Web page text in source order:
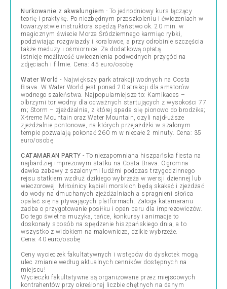
Nurkowanie z akwalungiem - To jednodniowy kurs łączący
teorię i praktykę. Po niezbędnym przeszkoleniu i ćwiczeniach w
towarzystwie instruktora spędzą Państwo ok. 20 min. w
magicznym świecie Morza Śródziemnego karmiąc rybki,
podziwiając rozgwiazdy i koralowce, a przy odrobinie szczęścia
także meduzy i ośmiornice. Za dodatkową opłatą
istnieje możliwość uwiecznienia podwodnych przygód na
zdjęciach i filmie. Cena: 45 euro/osobę
Water World - Największy park atrakcji wodnych na Costa
Brava. W Water World jest ponad 20 atrakcji dla amatorów
wodnego szaleństwa. Najpopularniejsze to: Kamikaces –
olbrzymi tor wodny dla odważnych startujących z wysokości 77
m; Storm – zjeżdżalnia, z której spada się pionowo do brodzika;
X-treme Mountain oraz Water Mountain, czyli najdłuższe
zjeżdżalnie pontonowe, na których przejażdżki w szalonym
tempie pozwalają pokonać 260 m w niecałe 2 minuty. Cena: 35
euro/osobę
CATAMARAN PARTY - To niezapomniana hiszpańska fiesta na
najbardziej imprezowym statku na Costa Brava. Ogromna
dawka zabawy z szalonymi ludźmi podczas trzygodzinnego
rejsu statkiem wzdłuż dzikiego wybrzeża w wersji dziennej lub
wieczorowej. Miłośnicy kąpieli morskich będą skakać i zjeżdżać
do wody na dmuchanych zjeżdżalniach a spragnieni słońca
opalać się na pływających platformach. Załoga katamaranu
zadba o przygotowanie posiłku i open baru dla imprezowiczów.
Do tego świetna muzyka, tańce, konkursy i animacje to
doskonały sposób na spędzenie hiszpańskiego dnia, a to
wszystko z widokiem na malownicze, dzikie wybrzeże.
Cena: 40 euro/osobę
Ceny wycieczek fakultatywnych i wstępów do dyskotek mogą
ulec zmianie według aktualnych cenników dostępnych na
miejscu!
Wycieczki fakultatywne są organizowane przez miejscowych
kontrahentów przy określonej liczbie chętnych na danym